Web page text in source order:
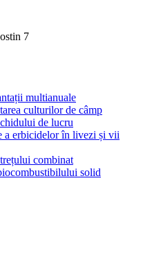
7
multianuale
culturilor de câmp
de lucru
a erbicidelor în livezi și vii
combinat
solid